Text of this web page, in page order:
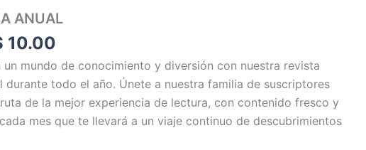
ANUAL
20.00.
10.00
es:
un mundo de conocimiento y diversión con nuestra revista
durante todo el año. Únete a nuestra familia de suscriptores
de la mejor experiencia de lectura, con contenido fresco y
mes que te llevará a un viaje continuo de descubrimientos